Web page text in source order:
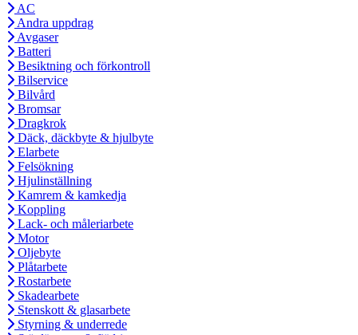
AC
Andra uppdrag
Avgaser
Batteri
Besiktning och förkontroll
Bilservice
Bilvård
Bromsar
Dragkrok
Däck, däckbyte & hjulbyte
Elarbete
Felsökning
Hjulinställning
Kamrem & kamkedja
Koppling
Lack- och måleriarbete
Motor
Oljebyte
Plåtarbete
Rostarbete
Skadearbete
Stenskott & glasarbete
Styrning & underrede